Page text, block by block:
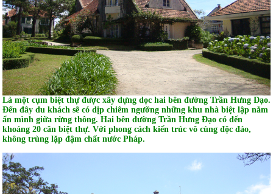
Là một cụm biệt thự được xây dựng dọc hai bên đường Trần Hưng Đạo.
Đến đây du khách sẽ có dịp chiêm ngưỡng những khu nhà biệt lập nằm
ẩn mình giữa rừng thông. Hai bên đường Trần Hưng Đạo có đến
khoảng 20 căn biệt thự. Với phong cách kiến trúc vô cùng độc đáo,
không trùng lặp đậm chất nước Pháp.